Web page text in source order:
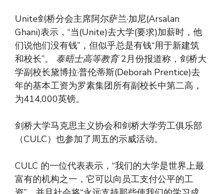
Unite剑桥分会主席阿尔萨兰·加尼(Arsalan
Ghani)表示，“当(Unite)去大学(要求)加薪时，他
们说他们没有钱”，但似乎总是有钱“用于新建筑
和校长”。 泰晤士高等教育2月份报道称，剑桥大
学副校长黛博拉·普伦蒂斯(Deborah Prentice)去
年的基本工资为罗素集团所有副校长中第二高，
为414,000英镑。
剑桥大学马克思主义协会和剑桥大学劳工俱乐部
（CULC）也参加了周五的示威活动。
CULC 的一位代表表示，“我们的大学是世界上最
富有的机构之一，它可以向员工支付公平的工